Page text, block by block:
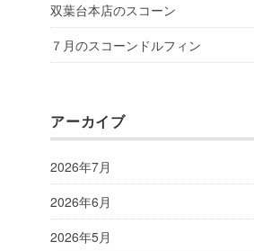
双葉台本店のスコーン
７月のスコーンドルフィン
アーカイブ
2026年7月
2026年6月
2026年5月